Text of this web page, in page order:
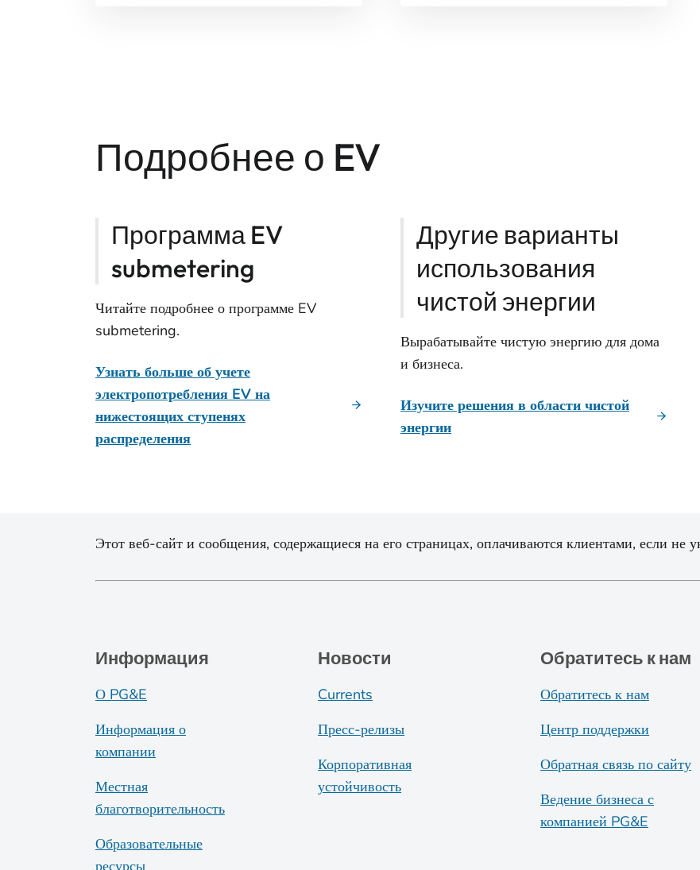
Подробнее о EV
Программа EV
submetering
Читайте подробнее о программе EV
submetering.
Узнать больше об учете
электропотребления EV на
нижестоящих ступенях
распределения
Другие варианты
использования
чистой энергии
Вырабатывайте чистую энергию для дома
и бизнеса.
Изучите решения в области чистой
энергии
Этот веб-сайт и сообщения, содержащиеся на его страницах, оплачиваются клиентами, если не
Информация
О PG&E
Информация о
компании
Местная
благотворительность
Образовательные
ресурсы
Новости
Currents
Пресс-релизы
Корпоративная
устойчивость
Обратитесь к нам
Обратитесь к нам
Центр поддержки
Обратная связь по сайту
Ведение бизнеса с
компанией PG&E